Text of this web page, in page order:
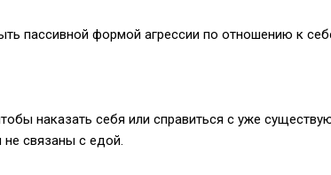
пассивной формой агрессии по отношению к
наказать себя или справиться с уже
связаны с едой.